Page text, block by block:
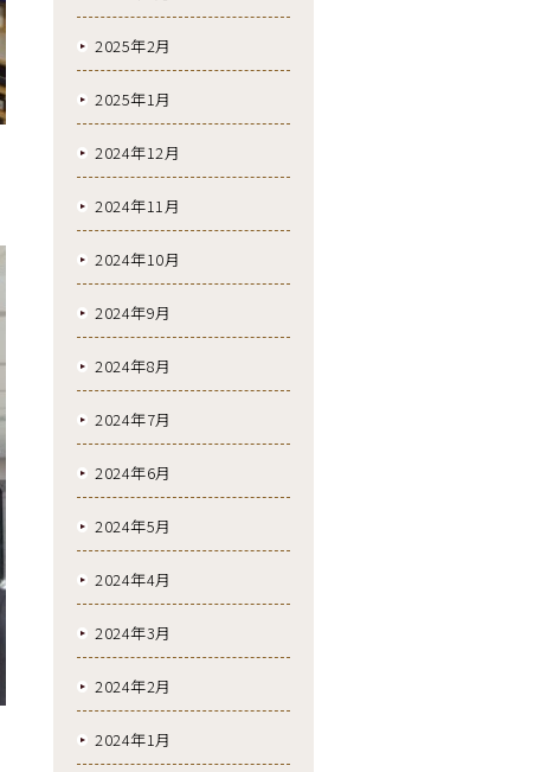
2025年2月
2025年1月
2024年12月
2024年11月
2024年10月
2024年9月
2024年8月
2024年7月
2024年6月
2024年5月
2024年4月
2024年3月
2024年2月
2024年1月